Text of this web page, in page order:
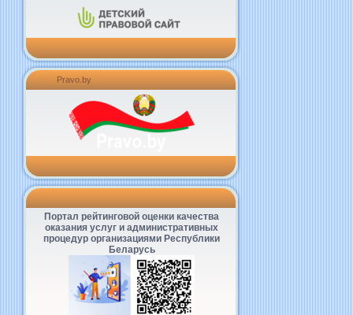
Pravo.by
Портал рейтинговой оценки качества
оказания услуг и административных
процедур организациями Республики
Беларусь